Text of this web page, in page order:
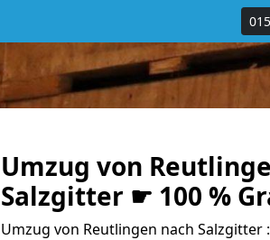
Umzug von
Salzgitter ☛ 100 %
Umzug von Reutlingen nach Salzgitter